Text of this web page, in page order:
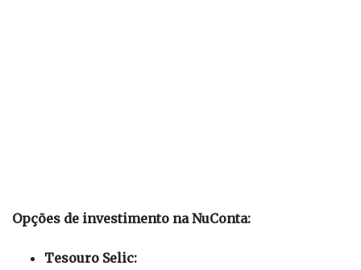
Opções de investimento na NuConta:
Tesouro Selic: